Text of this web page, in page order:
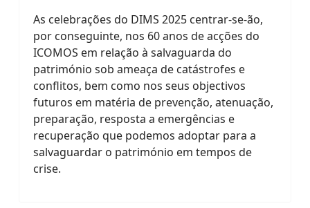
As celebrações do DIMS 2025 centrar-se-ão,
por conseguinte, nos 60 anos de acções do
ICOMOS em relação à salvaguarda do
património sob ameaça de catástrofes e
conflitos, bem como nos seus objectivos
futuros em matéria de prevenção, atenuação,
preparação, resposta a emergências e
recuperação que podemos adoptar para a
salvaguardar o património em tempos de
crise.